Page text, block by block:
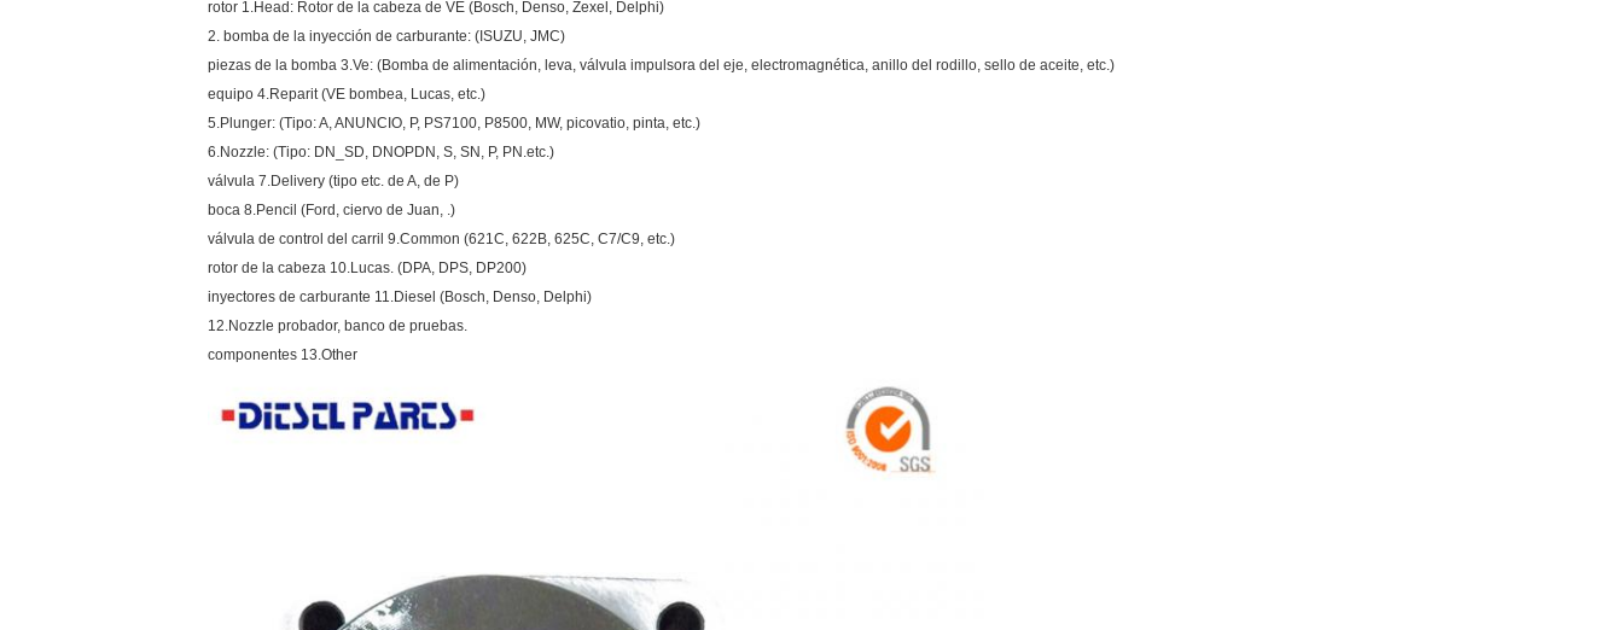
rotor 1.Head: Rotor de la cabeza de VE (Bosch, Denso, Zexel, Delphi)
2. bomba de la inyección de carburante: (ISUZU, JMC)
piezas de la bomba 3.Ve: (Bomba de alimentación, leva, válvula impulsora del eje, electromagnética, anillo del rodillo, sello de aceite, etc.)
equipo 4.Reparit (VE bombea, Lucas, etc.)
5.Plunger: (Tipo: A, ANUNCIO, P, PS7100, P8500, MW, picovatio, pinta, etc.)
6.Nozzle: (Tipo: DN_SD, DNOPDN, S, SN, P, PN.etc.)
válvula 7.Delivery (tipo etc. de A, de P)
boca 8.Pencil (Ford, ciervo de Juan, .)
válvula de control del carril 9.Common (621C, 622B, 625C, C7/C9, etc.)
rotor de la cabeza 10.Lucas. (DPA, DPS, DP200)
inyectores de carburante 11.Diesel (Bosch, Denso, Delphi)
12.Nozzle probador, banco de pruebas.
componentes 13.Other